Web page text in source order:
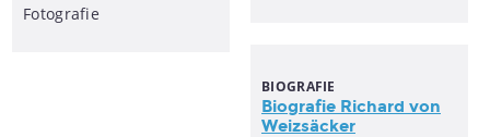
Fotografie
BIOGRAFIE
Biografie Richard von
Weizsäcker